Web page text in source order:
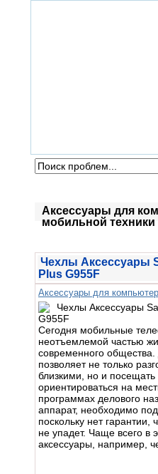
Аксессуары для
мобильной техники
Чехлы Аксессуары
Plus G955F
Аксессуары для
Сегодня мобильные
неотъемлемой частью
современного
позволяет не только
близкими, но и посещать
ориентироваться на
программах делового
аппарат, необходимо
поскольку нет
не упадет. Чаще всего в
аксессуары, например,